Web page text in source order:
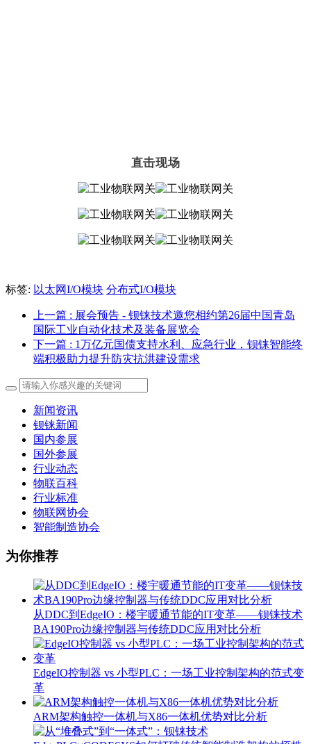
直击现场
标签: 以太网I/O模块 分布式I/O模块
上一篇 : 展会预告 - 钡铼技术邀您相约第26届中国青岛
国际工业自动化技术及装备展览会
下一篇 : 1万亿元国债支持水利、应急行业，钡铼智能终
端积极助力提升防灾抗洪建设需求
新闻资讯
钡铼新闻
国内参展
国外参展
行业动态
物联百科
行业标准
物联网协会
智能制造协会
为你推荐
从DDC到EdgeIO：楼宇暖通节能的IT变革——钡铼技术
BA190Pro边缘控制器与传统DDC应用对比分析
EdgeIO控制器 vs 小型PLC：一场工业控制架构的范式变
革
ARM架构触控一体机与X86一体机优势对比分析